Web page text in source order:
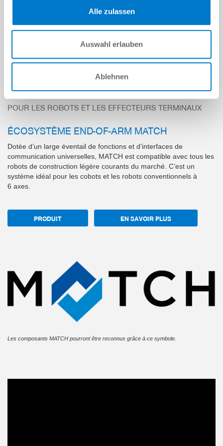
Alle zulassen
Auswahl erlauben
Ablehnen
Vitesse réduite
TECHNOLOGIE PHARE : INTERFACE
STANDARD
POUR LES ROBOTS ET LES EFFECTEURS TERMINAUX
ÉCOSYSTÈME END-OF-ARM MATCH
Dotée d’un large éventail de fonctions et d’interfaces de
communication universelles, MATCH est compatible avec tous les
robots de construction légère courants du marché. C’est un
système idéal pour les cobots et les robots conventionnels à
6 axes.
PRODUIT EN SAVOIR PLUS
Les composants MATCH pourront être reconnus grâce à ce symbole.